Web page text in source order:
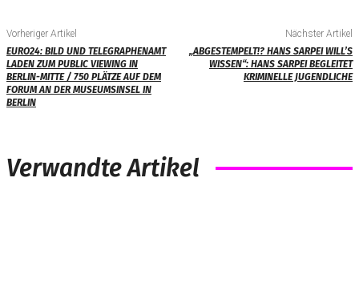
Vorheriger Artikel
EURO24: BILD UND TELEGRAPHENAMT
LADEN ZUM PUBLIC VIEWING IN
BERLIN-MITTE / 750 PLÄTZE AUF DEM
FORUM AN DER MUSEUMSINSEL IN
BERLIN
Nächster Artikel
„ABGESTEMPELT!? HANS SARPEI WILL’S
WISSEN“: HANS SARPEI BEGLEITET
KRIMINELLE JUGENDLICHE
Verwandte Artikel